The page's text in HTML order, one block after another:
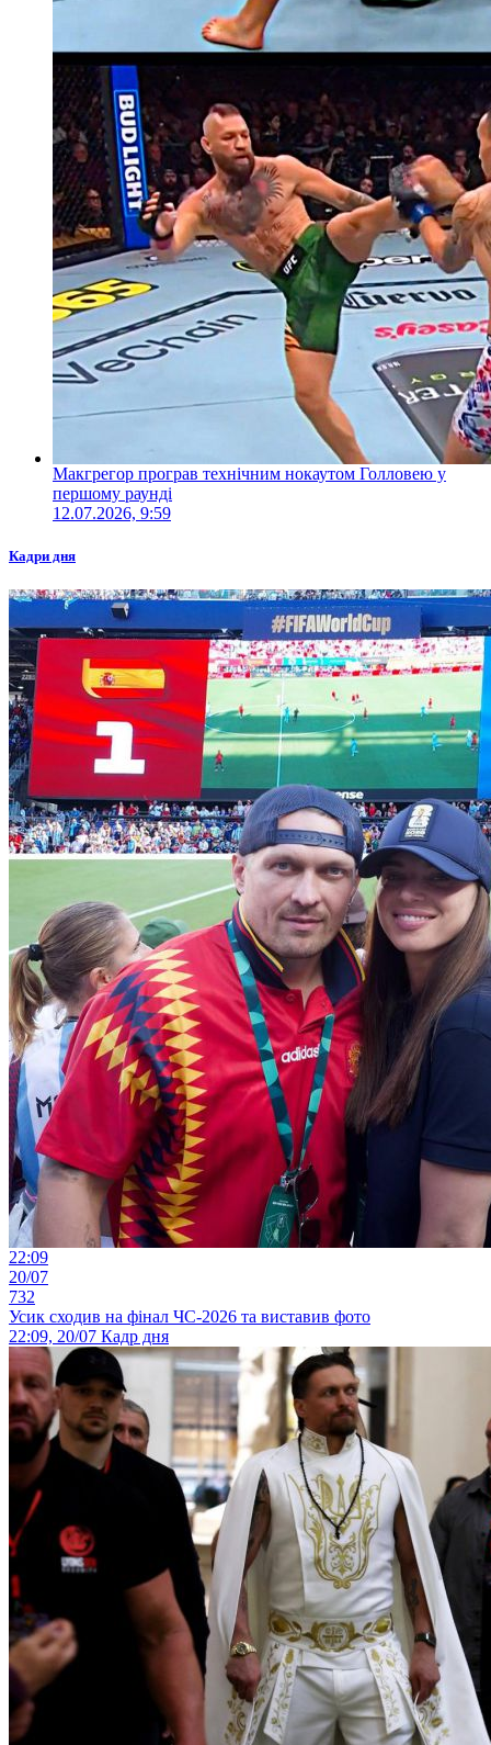
Макгрегор програв технічним нокаутом Голловею у
першому раунді
12.07.2026, 9:59
Кадри дня
22:09
20/07
732
Усик сходив на фінал ЧС-2026 та виставив фото
22:09, 20/07 Кадр дня